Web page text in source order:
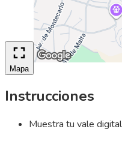
Mapa
Instrucciones
Muestra tu vale